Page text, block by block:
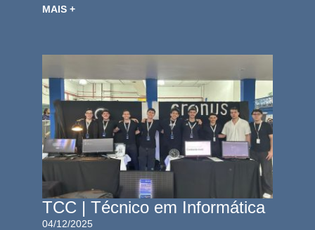
MAIS +
TCC | Técnico em Informática
04/12/2025